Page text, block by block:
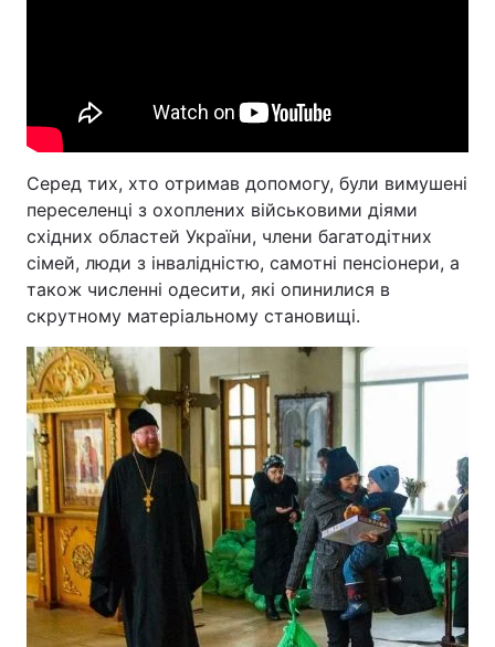
Серед тих, хто отримав допомогу, були вимушені
переселенці з охоплених військовими діями
східних областей України, члени багатодітних
сімей, люди з інвалідністю, самотні пенсіонери, а
також численні одесити, які опинилися в
скрутному матеріальному становищі.